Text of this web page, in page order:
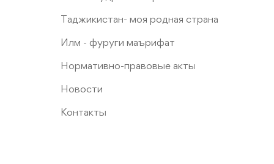
Таджикистан- моя родная страна
Илм - фуруги маърифат
Нормативно-правовые акты
Новости
Контакты